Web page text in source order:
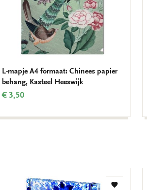
L-mapje A4 formaat: Chinees papier
behang, Kasteel Heeswijk
€ 3,50